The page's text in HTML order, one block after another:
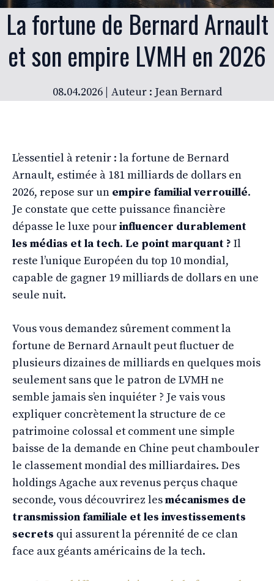
La fortune de Bernard Arnault
et son empire LVMH en 2026
08.04.2026 | Auteur : Jean Bernard
L’essentiel à retenir : la fortune de Bernard
Arnault, estimée à 181 milliards de dollars en
2026, repose sur un empire familial verrouillé.
Je constate que cette puissance financière
dépasse le luxe pourinfluencer durablement
les médias et la tech. Le point marquant ? Il
reste l’unique Européen du top 10 mondial,
capable de gagner 19 milliards de dollars en une
seule nuit.
Vous vous demandez sûrement comment la
fortune de Bernard Arnault peut fluctuer de
plusieurs dizaines de milliards en quelques mois
seulement sans que le patron de LVMH ne
semble jamais s’en inquiéter ? Je vais vous
expliquer concrètement la structure de ce
patrimoine colossal et comment une simple
baisse de la demande en Chine peut chambouler
le classement mondial des milliardaires. Des
holdings Agache aux revenus perçus chaque
seconde, vous découvrirez lesmécanismes de
transmission familiale et les investissements
secrets qui assurent la pérennité de ce clan
face aux géants américains de la tech.